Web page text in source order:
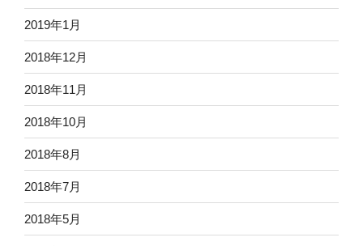
2019年1月
2018年12月
2018年11月
2018年10月
2018年8月
2018年7月
2018年5月